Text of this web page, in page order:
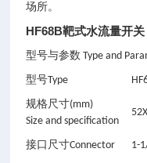
场所。
HF68B靶式水流量开关
型号与参数 Type and
型号Type
规格尺寸(mm)
Size and specification
接口尺寸Connector 1-